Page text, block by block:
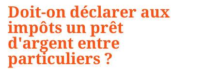
Doit-on déclarer aux
impôts un prêt
d'argent entre
particuliers ?